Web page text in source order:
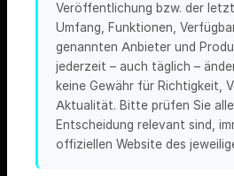
Veröffentlichung bzw. der
Umfang, Funktionen,
genannten Anbieter und
jederzeit – auch täglich –
keine Gewähr für Richtigkeit,
Aktualität. Bitte prüfen Sie
Entscheidung relevant sind,
offiziellen Website des